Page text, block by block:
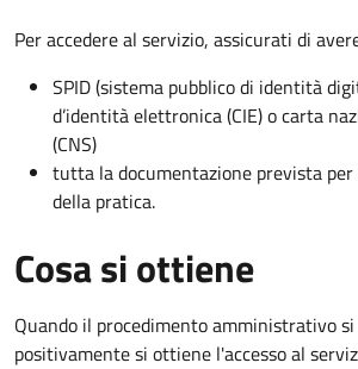
Per accedere al servizio, assicurati di
SPID (sistema pubblico di identità
d’identità elettronica (CIE) o carta
(CNS)
tutta la documentazione prevista
della pratica.
Cosa si ottiene
Quando il procedimento amministrativo
positivamente si ottiene l'accesso al